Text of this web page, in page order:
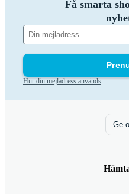
Få smarta
Hur din mejladress används
Ge